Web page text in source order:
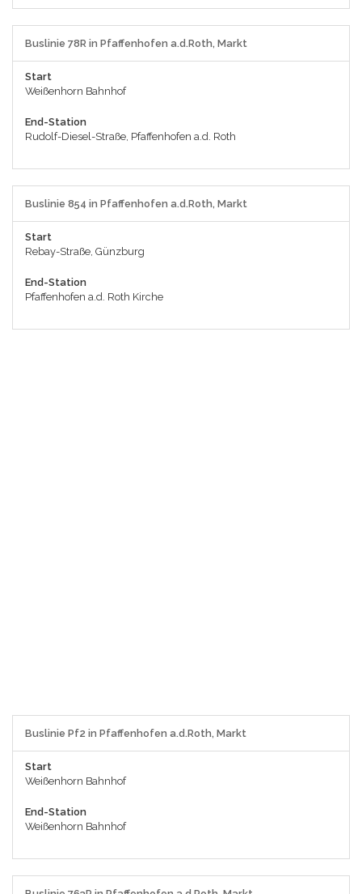
Buslinie 78R in Pfaffenhofen a.d.Roth, Markt
Start
Weißenhorn Bahnhof
End-Station
Rudolf-Diesel-Straße, Pfaffenhofen a.d. Roth
Buslinie 854 in Pfaffenhofen a.d.Roth, Markt
Start
Rebay-Straße, Günzburg
End-Station
Pfaffenhofen a.d. Roth Kirche
Buslinie Pf2 in Pfaffenhofen a.d.Roth, Markt
Start
Weißenhorn Bahnhof
End-Station
Weißenhorn Bahnhof